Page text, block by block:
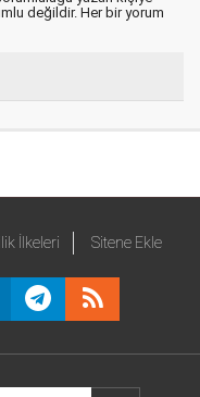
değildir. Her bir yorum
İlkeleri Sitene Ekle